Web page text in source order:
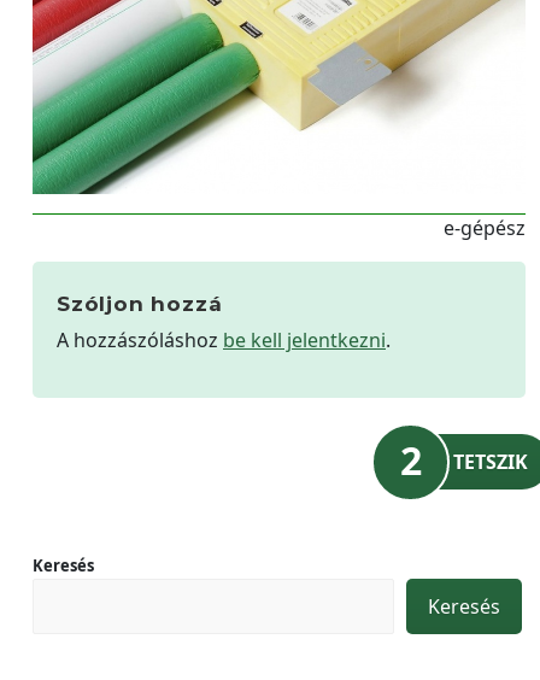
e-gépész
Szóljon hozzá
A hozzászóláshoz be kell jelentkezni.
2 TETSZIK
Keresés
Keresés